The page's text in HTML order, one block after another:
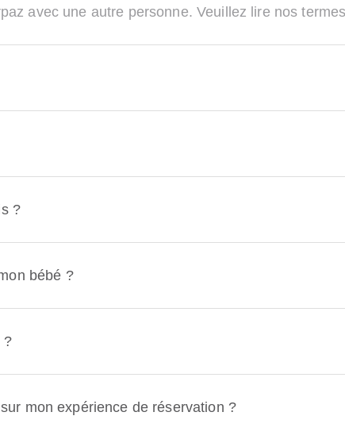
avec une autre personne. Veuillez lire nos
?
bébé ?
?
mon expérience de réservation ?